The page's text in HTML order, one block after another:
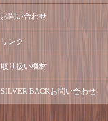
お問い合わせ
リンク
取り扱い機材
SILVER BACKお問い合わせ